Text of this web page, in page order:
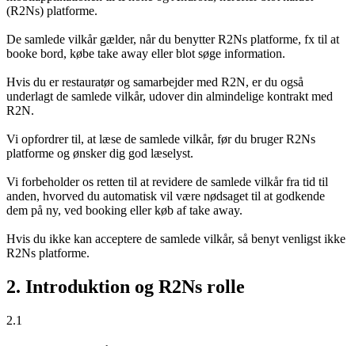
(R2Ns) platforme.
De samlede vilkår gælder, når du benytter R2Ns platforme, fx til at
booke bord, købe take away eller blot søge information.
Hvis du er restauratør og samarbejder med R2N, er du også
underlagt de samlede vilkår, udover din almindelige kontrakt med
R2N.
Vi opfordrer til, at læse de samlede vilkår, før du bruger R2Ns
platforme og ønsker dig god læselyst.
Vi forbeholder os retten til at revidere de samlede vilkår fra tid til
anden, hvorved du automatisk vil være nødsaget til at godkende
dem på ny, ved booking eller køb af take away.
Hvis du ikke kan acceptere de samlede vilkår, så benyt venligst ikke
R2Ns platforme.
2. Introduktion og R2Ns rolle
2.1